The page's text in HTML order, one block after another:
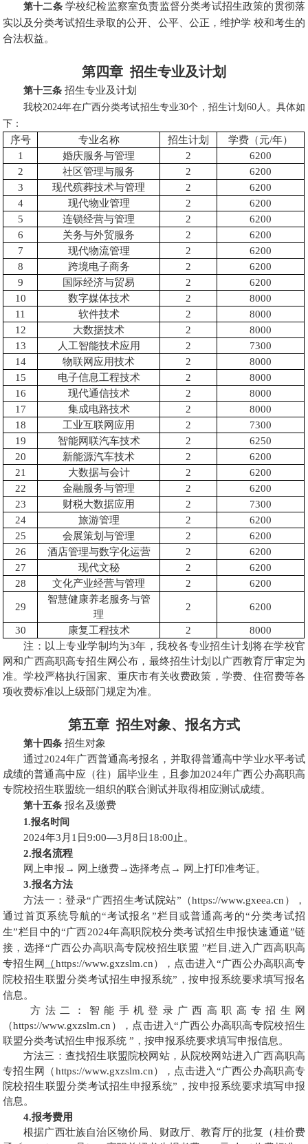
第十二条 学校纪检监察室负责监督分类考试招生政策的贯彻落
实以及分类考试招生录取的公开、公平、公正，维护学 校和考生的
合法权益。
第四章 招生专业及计划
第十三条 招生专业及计划
我校2024年在广西分类考试招生专业30个，招生计划60人。具体如
下：
序号 专业名称 招生计划
学费（元/年）
1
婚庆服务与管理 2
6200
2
社区管理与服务 2
6200
3
现代殡葬技术与管理 2
6200
4
现代物业管理 2
6200
5
连锁经营与管理 2
6200
6
关务与外贸服务 2
6200
7
现代物流管理 2
6200
8
跨境电子商务 2
6200
9
国际经济与贸易 2
6200
10
数字媒体技术 2
8000
11
软件技术 2
8000
12
大数据技术 2
8000
13
人工智能技术应用 2
7300
14
物联网应用技术 2
8000
15
电子信息工程技术 2
8000
16
现代通信技术 2
8000
17
集成电路技术 2
8000
18
工业互联网应用 2
7300
19
智能网联汽车技术 2
6250
20
新能源汽车技术 2
6200
21
大数据与会计 2
6200
22
金融服务与管理 2
6200
23
财税大数据应用 2
7300
24
旅游管理 2
6200
25
会展策划与管理 2
6200
26
酒店管理与数字化运营 2
6200
27
现代文秘 2
6200
28
文化产业经营与管理 2 6200
29
智慧健康养老服务与管
理
2 6200
30 康复工程技术 2
8000
注：以上专业学制均为3年，我校各专业招生计划将在学校官
网和广西高职高专招生网公布，最终招生计划以广西教育厅审定为
准。学校严格执行国家、重庆市有关收费政策，学费、住宿费等各
项收费标准以上级部门规定为准。
第五章 招生对象、报名方式
第十四条 招生对象
通过2024年广西普通高考报名，并取得普通高中学业水平考试
成绩的普通高中应（往）届毕业生，且参加2024年广西公办高职高
专院校招生联盟统一组织的联合测试并取得相应测试成绩。
第十五条 报名及缴费
1.报名时间
2024年3月1日9:00—3月8日18:00止。
2.报名流程
网上申报→ 网上缴费→选择考点→ 网上打印准考证。
3.报名方法
方法一：登录“广西招生考试院站”（https://www.gxeea.cn），
通过首页系统导航的“考试报名”栏目或普通高考的“分类考试招
生”栏目中的“广西2024年高职院校分类考试招生申报快速通道”链
接，选择“广西公办高职高专院校招生联盟 ”栏目,进入广西高职高
专招生网
（https://www.gxzslm.cn），点击进入“广西公办高职高专
院校招生联盟分类考试招生申报系统”，按申报系统要求填写报名
信息。
方法二：智能手机登录广西高职高专招生网
（https://www.gxzslm.cn），点击进入“广西公办高职高专院校招生
联盟分类考试招生申报系统 ”，按申报系统要求填写申报信息。
方法三：查找招生联盟院校网站，从院校网站进入广西高职高
专招生网（https://www.gxzslm.cn），点击进入“广西公办高职高专
院校招生联盟分类考试招生申报系统”，按申报系统要求填写申报
信息。
4.报考费用
根据广西壮族自治区物价局、财政厅、教育厅的批复（桂价费